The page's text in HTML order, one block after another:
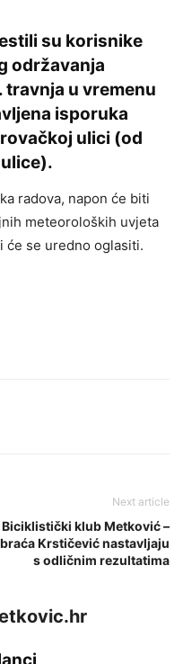
su korisnike
održavanja
u vremenu
isporuka
ulici (od
radova, napon će biti
meteoroloških uvjeta
će se uredno oglasiti.
Next article
Biciklistički klub Metković –
braća Krstičević nastavljaju
s odličnim rezultatima